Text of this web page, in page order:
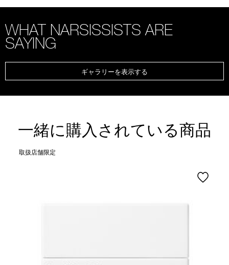
WHAT NARSISSISTS ARE
SAYING
ギャラリーを表示する
一緒に購入されている商品
取扱店舗限定